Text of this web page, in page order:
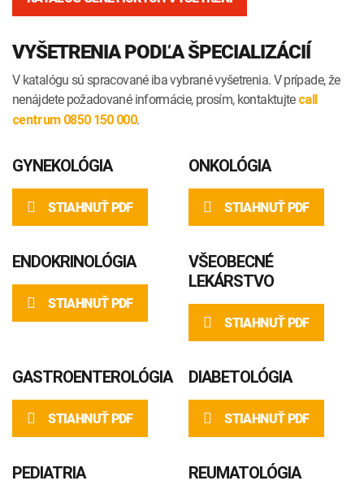
VYŠETRENIA PODĽA ŠPECIALIZÁCIÍ
V katalógu sú spracované iba vybrané vyšetrenia. V prípade, že
nenájdete požadované informácie, prosím, kontaktujte call
centrum 0850 150 000.
GYNEKOLÓGIA
STIAHNUŤ PDF
ONKOLÓGIA
STIAHNUŤ PDF
ENDOKRINOLÓGIA
STIAHNUŤ PDF
VŠEOBECNÉ
LEKÁRSTVO
STIAHNUŤ PDF
GASTROENTEROLÓGIA
STIAHNUŤ PDF
DIABETOLÓGIA
STIAHNUŤ PDF
PEDIATRIA REUMATOLÓGIA